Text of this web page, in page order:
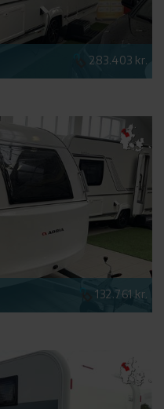
283.403 kr.
132.761 kr.